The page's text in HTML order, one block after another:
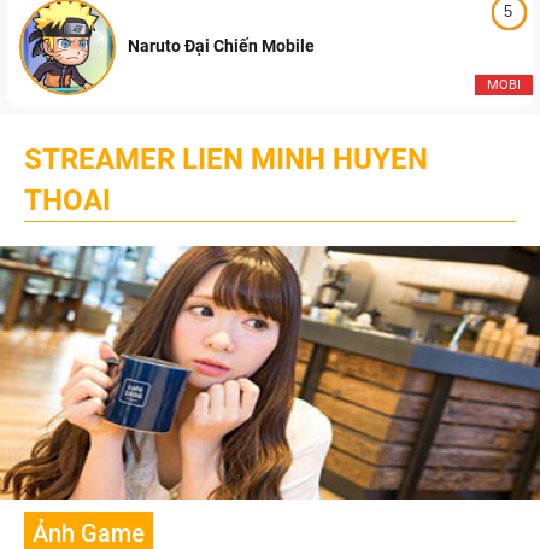
5
MOBI
Naruto Đại Chiến Mobile
STREAMER LIEN MINH HUYEN
THOAI
Ảnh Game